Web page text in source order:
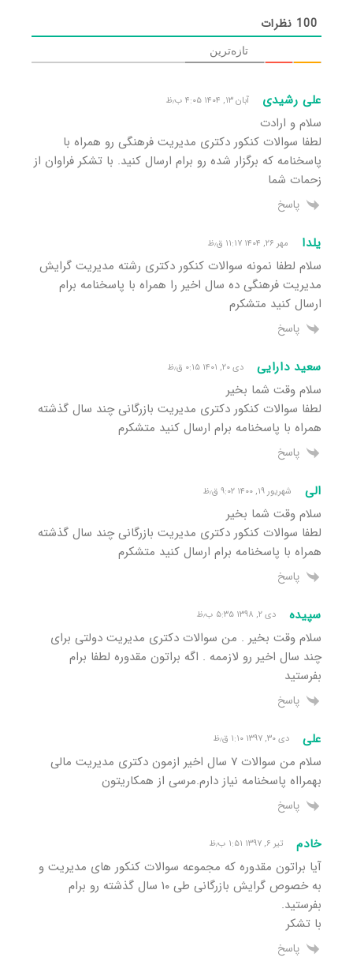
100 نظرات
تازه‌ترین
علی رشیدی آبان ۱۳, ۱۴۰۴ ۴:۰۵ ب٫ظ
سلام و ارادت
لطفا سوالات کنکور دکتری مدیریت فرهنگی رو همراه با
پاسخنامه که برگزار شده رو برام ارسال کنید. با تشکر فراوان از
زحمات شما
پاسخ
یلدا مهر ۲۶, ۱۴۰۴ ۱۱:۱۷ ق٫ظ
سلام لطفا نمونه سوالات کنکور دکتری رشته مدیریت گرایش
مدیریت فرهنگی ده سال اخیر را همراه با پاسخنامه برام
ارسال کنید متشکرم
پاسخ
سعید دارایی دی ۲۰, ۱۴۰۱ ۰:۱۵ ق٫ظ
سلام وقت شما بخیر
لطفا سوالات کنکور دکتری مدیریت بازرگانی چند سال گذشته
همراه با پاسخنامه برام ارسال کنید متشکرم
پاسخ
الی شهریور ۱۹, ۱۴۰۰ ۹:۰۲ ق٫ظ
سلام وقت شما بخیر
لطفا سوالات کنکور دکتری مدیریت بازرگانی چند سال گذشته
همراه با پاسخنامه برام ارسال کنید متشکرم
پاسخ
سپیده دی ۲, ۱۳۹۸ ۵:۳۵ ب٫ظ
سلام وقت بخیر . من سوالات دکتری مدیریت دولتی برای
چند سال اخیر رو لازممه . اگه براتون مقدوره لطفا برام
بفرستید
پاسخ
علی دی ۳۰, ۱۳۹۷ ۱:۱۰ ق٫ظ
سلام من سوالات ۷ سال اخیر ازمون دکتری مدیریت مالی
بهمرااه پاسخنامه نیاز دارم.مرسی از همکاریتون
پاسخ
خادم تیر ۶, ۱۳۹۷ ۱:۵۱ ب٫ظ
آیا براتون مقدوره که مجموعه سوالات کنکور های مدیریت و
به خصوص گرایش بازرگانی طی ۱۰ سال گذشته رو برام
بفرستید.
با تشکر
پاسخ